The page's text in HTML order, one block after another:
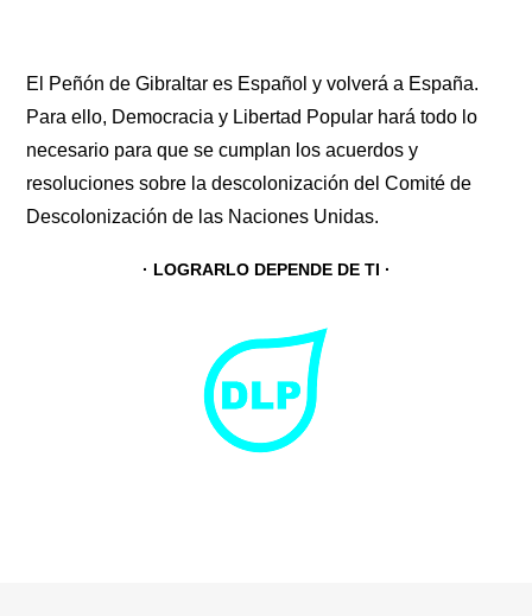
El Peñón de Gibraltar es Español y volverá a España.
Para ello, Democracia y Libertad Popular hará todo lo
necesario para que se cumplan los acuerdos y
resoluciones sobre la descolonización del Comité de
Descolonización de las Naciones Unidas.
· LOGRARLO DEPENDE DE TI ·